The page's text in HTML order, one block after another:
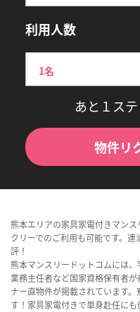
利用人数
あと１ス
物件リ
熊本エリアの家具家電付きマン
クリーでのご利用も可能です。
評！
熊本マンスリードットコムには
業務主任者など国家資格保有者
ナー直物件が掲載されています
す！家具家電付きで単身赴任にも